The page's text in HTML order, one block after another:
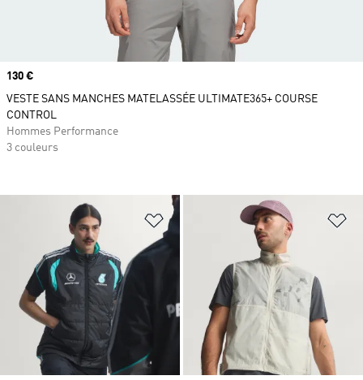
Ajouter à la Liste de produits
Prix
130 €
VESTE SANS MANCHES MATELASSÉE ULTIMATE365+ COURSE
CONTROL
Hommes Performance
3 couleurs